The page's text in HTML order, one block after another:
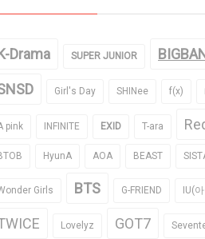
Drama SUPER JUNIOR
Girl's Day SHINee f(x)
pink INFINITE EXID T-ara
HyunA AOA BEAST
Girls BTS G-FRIEND IU(
Lovelyz GOT7